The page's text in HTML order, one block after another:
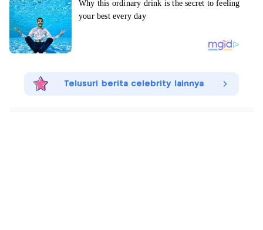
Telusuri berita celebrity lainnya